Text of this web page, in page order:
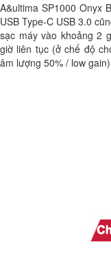
A&ultima SP1000 Onyx
USB Type-C USB 3.0
sạc máy vào khoảng 2
giờ liên tục (ở chế độ
âm lượng 50% / low